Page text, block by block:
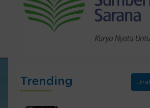
Trending